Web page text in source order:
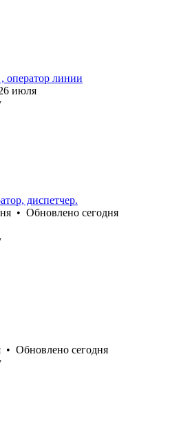
оператор линии
июля
диспетчер.
• Обновлено сегодня
• Обновлено сегодня